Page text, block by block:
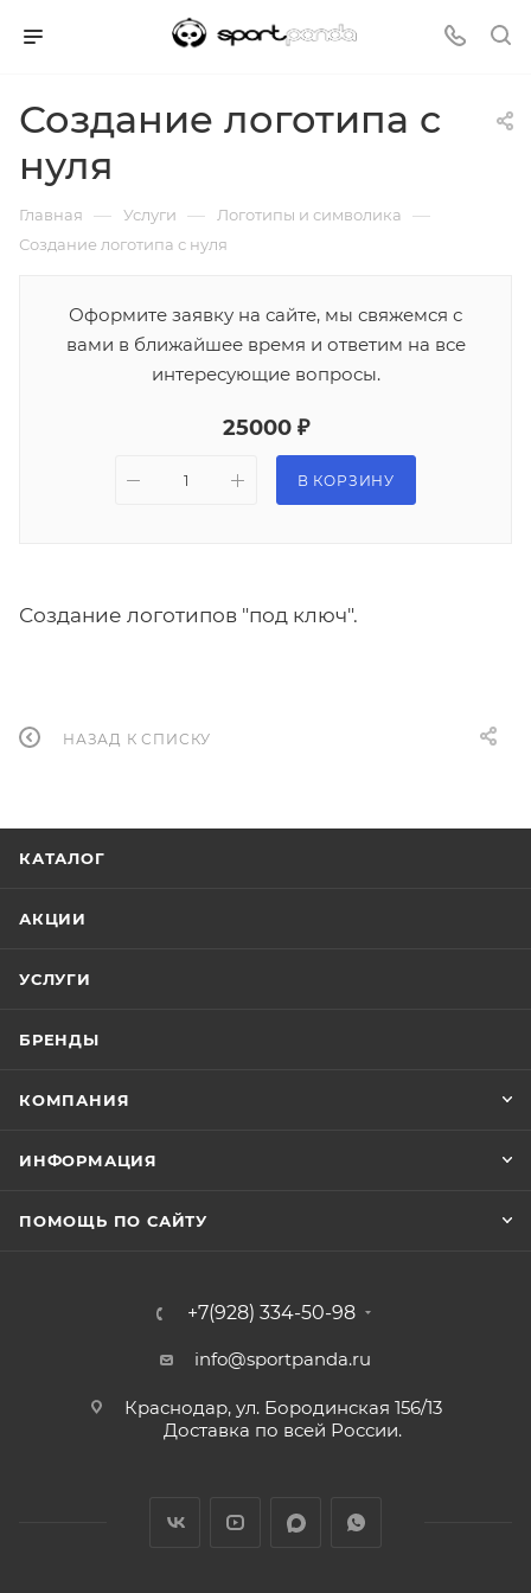
Создание логотипа с
нуля
Главная — Услуги — Логотипы и символика —
Создание логотипа с нуля
Оформите заявку на сайте, мы свяжемся с
вами в ближайшее время и ответим на все
интересующие вопросы.
25000 ₽
В КОРЗИНУ
Создание логотипов "под ключ".
НАЗАД К СПИСКУ
КАТАЛОГ
АКЦИИ
УСЛУГИ
БРЕНДЫ
КОМПАНИЯ
ИНФОРМАЦИЯ
ПОМОЩЬ ПО САЙТУ
+7(928) 334-50-98
info@sportpanda.ru
Краснодар, ул. Бородинская 156/13
Доставка по всей России.